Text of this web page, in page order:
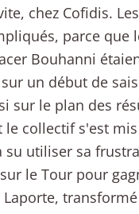
chez Cofidis.
parce que
Bouhanni
un début de
sur le plan des
le collectif s'est
su utiliser sa
le Tour pour
Laporte,